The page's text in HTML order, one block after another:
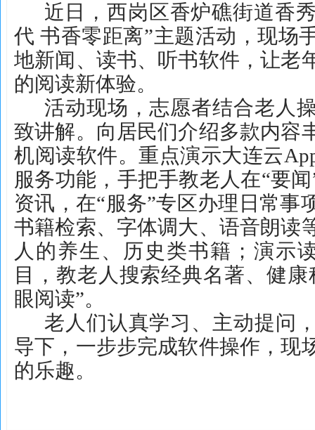
近日，西岗区香炉礁街道香
代 书香零距离”主题活动，现场
地新闻、读书、听书软件，让老
的阅读新体验。
活动现场，志愿者结合老人
致讲解。向居民们介绍多款内容
机阅读软件。重点演示大连云
服务功能，手把手教老人在“要
资讯，在“服务”专区办理日常事
书籍检索、字体调大、语音朗读
人的养生、历史类书籍；演示
目，教老人搜索经典名著、健
眼阅读”。
老人们认真学习、主动提问
导下，一步步完成软件操作，现
的乐趣。